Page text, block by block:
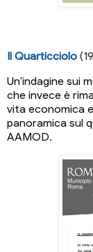
Il Quarticciolo
Un'indagine sui
che invece è
vita economica
panoramica sul
AAMOD.